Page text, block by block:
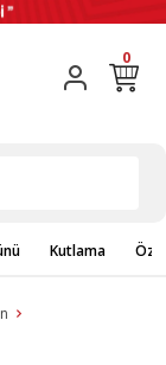
0
Kutlama